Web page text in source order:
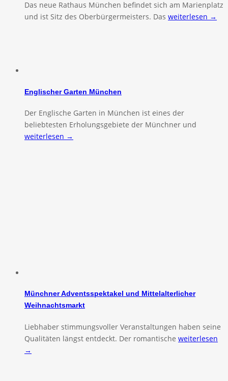
Das neue Rathaus München befindet sich am Marienplatz
und ist Sitz des Oberbürgermeisters. Das weiterlesen →
Englischer Garten München
Der Englische Garten in München ist eines der
beliebtesten Erholungsgebiete der Münchner und
weiterlesen →
Münchner Adventsspektakel und Mittelalterlicher
Weihnachtsmarkt
Liebhaber stimmungsvoller Veranstaltungen haben seine
Qualitäten längst entdeckt. Der romantische weiterlesen
→